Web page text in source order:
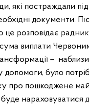
які постраждали
документи.
це розповідає
виплати
–
було
про пошкоджене
буде